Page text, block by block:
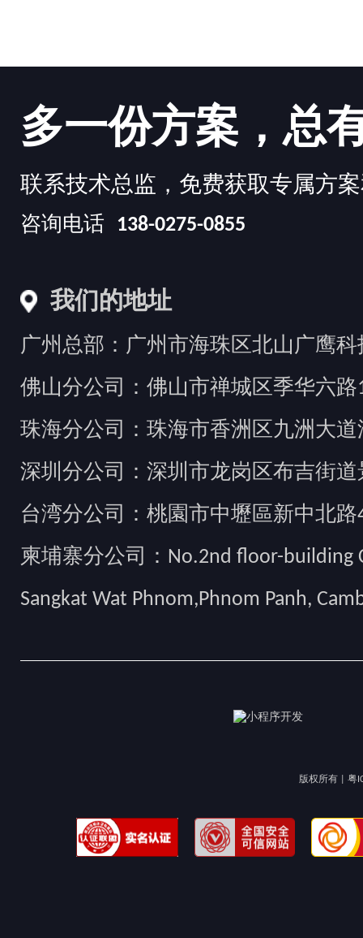
多一份方案，总
联系技术总监，免费获取专属方
咨询电话 138-0275-0855
我们的地址
广州总部：广州市海珠区北山广鹰科
佛山分公司：佛山市禅城区季华六路
珠海分公司：珠海市香洲区九洲大道
深圳分公司：深圳市龙岗区布吉街
台湾分公司：桃園市中壢區新中北路
柬埔寨分公司：No.2nd floor-building
Sangkat Wat Phnom,Phnom Panh,
版权所有 | 粤